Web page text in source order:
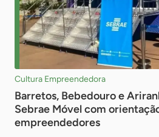
Cultura Empreendedora
Barretos, Bebedouro e
Sebrae Móvel com
empreendedores